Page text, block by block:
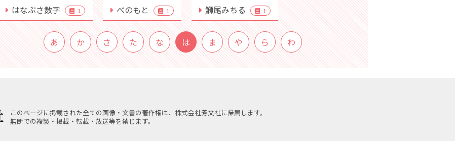
はなぶさ数字 1 べのもと 1 鰤尾みちる 1
あ か さ た な は ま や ら わ
このページに掲載された全ての画像・文書の著作権は、株式会社芳文社に帰属します。
無断での複製・掲載・転載・放送等を禁じます。